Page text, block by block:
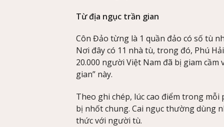
Từ địa ngục trần gian
Côn Đảo từng là 1 quần đảo có số tù
Nơi đây có 11 nhà tù, trong đó, Phú
20.000 người Việt Nam đã bị giam
gian” này.
Theo ghi chép, lúc cao điểm trong
bị nhốt chung. Cai ngục thường dùng
thức với người tù.